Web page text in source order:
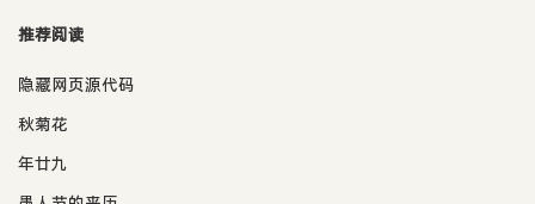
推荐阅读
隐藏网页源代码
秋菊花
年廿九